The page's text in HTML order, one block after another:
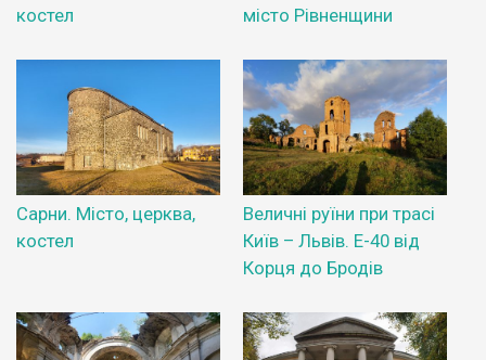
костел
місто Рівненщини
Сарни. Місто, церква,
костел
Величні руїни при трасі
Київ – Львів. Е-40 від
Корця до Бродів